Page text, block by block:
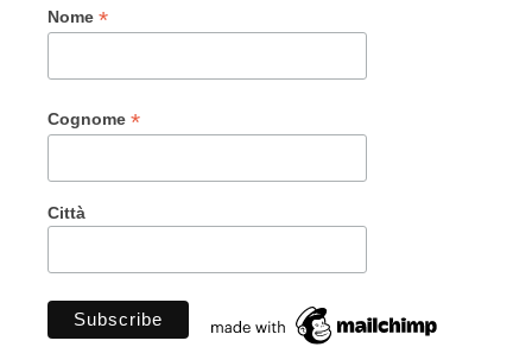
Nome *
Cognome *
Città